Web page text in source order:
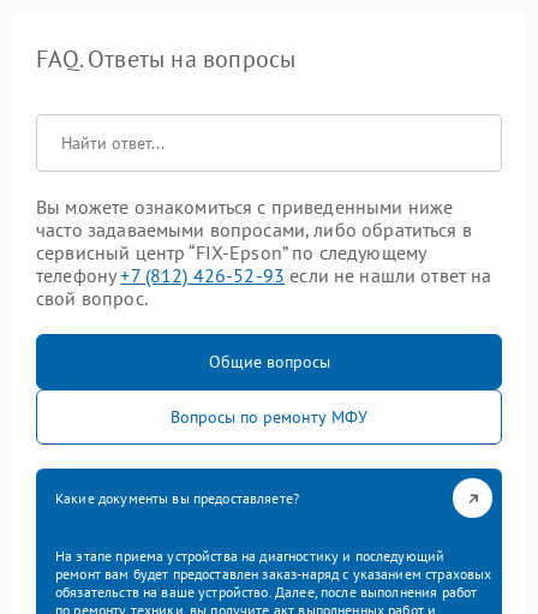
FAQ. Ответы на вопросы
Вы можете ознакомиться с приведенными ниже
часто задаваемыми вопросами, либо обратиться в
сервисный центр “FIX-Epson” по следующему
телефону+7 (812) 426-52-93 если не нашли ответ на
свой вопрос.
Общие вопросы
Вопросы по ремонту МФУ
Какие документы вы предоставляете?
На этапе приема устройства на диагностику и последующий
ремонт вам будет предоставлен заказ-наряд с указанием страховых
обязательств на ваше устройство. Далее, после выполнения работ
по ремонту техники, вы получите акт выполненных работ и